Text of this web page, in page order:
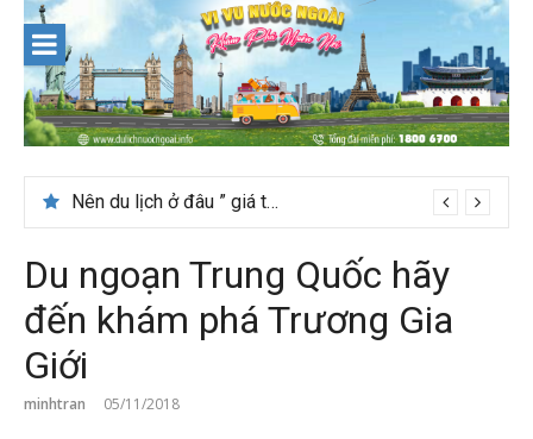
content
Nên du lịch ở đâu ” giá tốt” dịp lễ quốc khánh 2/9
Du ngoạn Trung Quốc hãy
đến khám phá Trương Gia
Giới
minhtran 05/11/2018